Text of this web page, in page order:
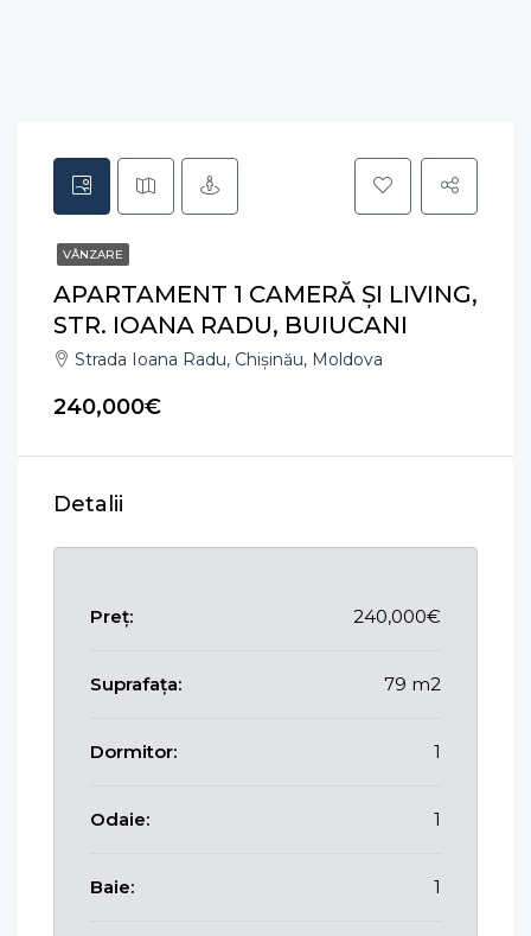
VÂNZARE
APARTAMENT 1 CAMERĂ ȘI LIVING,
STR. IOANA RADU, BUIUCANI
Strada Ioana Radu, Chișinău, Moldova
240,000€
Detalii
Preț: 240,000€
Suprafața: 79 m2
Dormitor: 1
Odaie: 1
Baie: 1